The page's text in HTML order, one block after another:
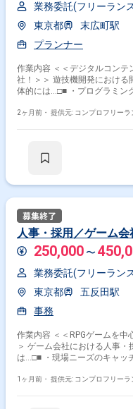
業務委託(フリーラン
東京都
末広町駅
プランナー
作業内容 ＜＜デジタルコンテ
社！＞＞ 遊技機開発におけ
体的には…□■ ・プログラミン
ューティング ・開発環境整備
2ヶ月前・ 提供元: コンプロフリーラ
人事・採用／ゲーム会
250,000 〜
業務委託(フリーラン
東京都
五反田駅
事務
作業内容 ＜＜RPGゲームを中
＞ ゲーム会社における人事
は…□■ ・現場ニーズのキャッ
／面接などの日程調整 ・面談
1ヶ月前・ 提供元: コンプロフリーラ